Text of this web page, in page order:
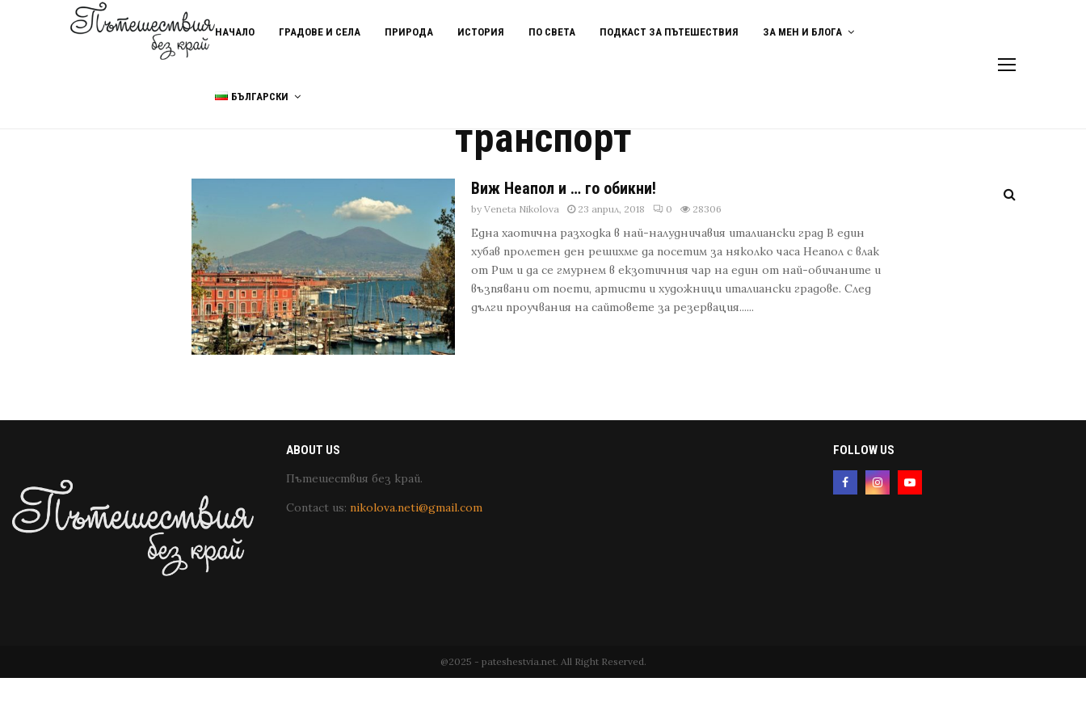
НАЧАЛО ГРАДОВЕ И СЕЛА ПРИРОДА ИСТОРИЯ ПО СВЕТА ПОДКАСТ ЗА ПЪТЕШЕСТВИЯ ЗА МЕН И БЛОГА
БЪЛГАРСКИ
Home транспорт
транспорт
Виж Неапол и … го обикни!
byVeneta Nikolova 23 април, 2018 0 28306
Една хаотична разходка в най-налудничавия италиански град В един
хубав пролетен ден решихме да посетим за няколко часа Неапол с влак
от Рим и да се гмурнем в екзотичния чар на един от най-обичаните и
възпявани от поети, артисти и художници италиански градове. След
дълги проучвания на сайтовете за резервация......
ABOUT US
Пътешествия без край.
Contact us: nikolova.neti@gmail.com
FOLLOW US
@2025 - pateshestvia.net. All Right Reserved.